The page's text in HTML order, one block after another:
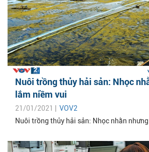
Nuôi trồng thủy hải sản: Nhọc
lắm niềm vui
21/01/2021 | VOV2
Nuôi trồng thủy hải sản: Nhọc nhằn